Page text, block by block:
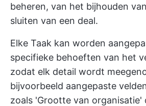
beheren, van het bijhouden
sluiten van een deal.
Elke Taak kan worden
specifieke behoeften van het
zodat elk detail wordt
bijvoorbeeld aangepaste
zoals 'Grootte van organisatie'